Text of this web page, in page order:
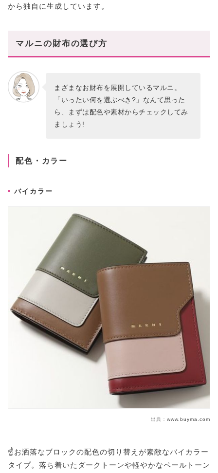
から独自に生成しています。
マルニの財布の選び方
まざまなお財布を展開しているマルニ。
「いったい何を選ぶべき?」なんて思った
ら、まずは配色や素材からチェックしてみ
ましょう!
配色・カラー
バイカラー
出典： www.buyma.com
☝️お洒落なブロックの配色の切り替えが素敵なバイカラー
タイプ。落ち着いたダークトーンや軽やかなペールトーン